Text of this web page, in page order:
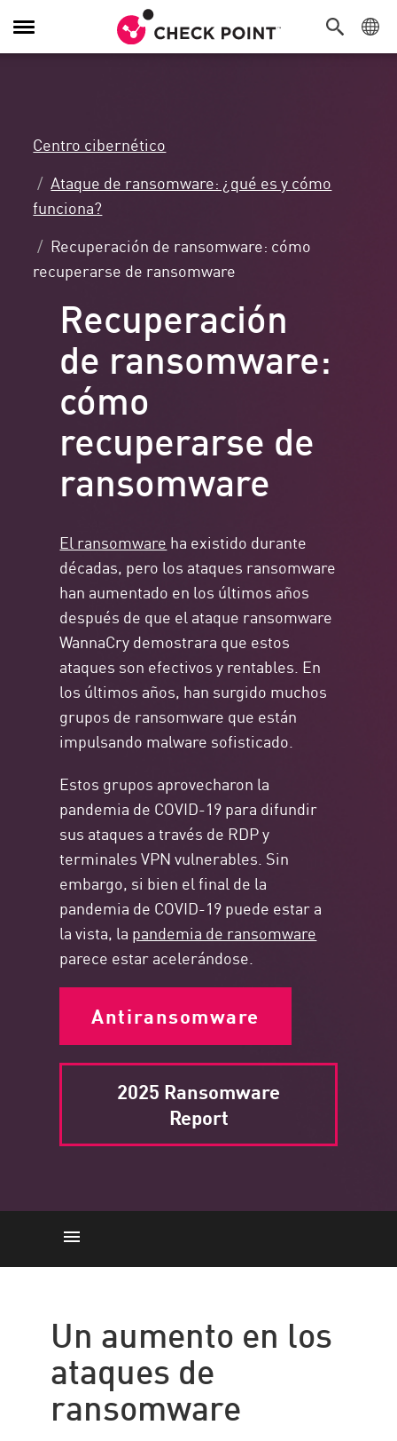
Alternar
navegación
Centro cibernético
Ataque de ransomware: ¿qué es y cómo
funciona?
Recuperación de ransomware: cómo
recuperarse de ransomware
Recuperación
de ransomware:
cómo
recuperarse de
ransomware
El ransomware ha existido durante
décadas, pero los ataques ransomware
han aumentado en los últimos años
después de que el ataque ransomware
WannaCry demostrara que estos
ataques son efectivos y rentables. En
los últimos años, han surgido muchos
grupos de ransomware que están
impulsando malware sofisticado.
Estos grupos aprovecharon la
pandemia de COVID-19 para difundir
sus ataques a través de RDP y
terminales VPN vulnerables. Sin
embargo, si bien el final de la
pandemia de COVID-19 puede estar a
la vista, la pandemia de ransomware
parece estar acelerándose.
Antiransomware
2025 Ransomware
Report
Recuperarse de ransomware
Solución de Check Point
Un aumento en los
ataques de
ransomware